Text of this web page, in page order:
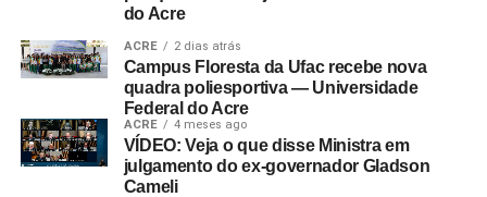
do Acre
ACRE 2 dias atrás
Campus Floresta da Ufac recebe nova
quadra poliesportiva — Universidade
Federal do Acre
ACRE 4 meses ago
VÍDEO: Veja o que disse Ministra em
julgamento do ex-governador Gladson
Cameli